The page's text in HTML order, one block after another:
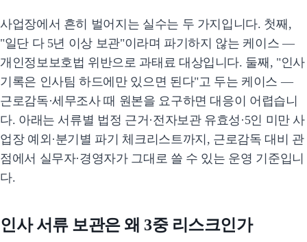
사업장에서 흔히 벌어지는 실수는 두 가지입니다. 첫째,
"일단 다 5년 이상 보관"이라며 파기하지 않는 케이스 —
개인정보보호법 위반으로 과태료 대상입니다. 둘째, "인사
기록은 인사팀 하드에만 있으면 된다"고 두는 케이스 —
근로감독·세무조사 때 원본을 요구하면 대응이 어렵습니
다. 아래는 서류별 법정 근거·전자보관 유효성·5인 미만 사
업장 예외·분기별 파기 체크리스트까지, 근로감독 대비 관
점에서 실무자·경영자가 그대로 쓸 수 있는 운영 기준입니
다.
인사 서류 보관은 왜 3중 리스크인가